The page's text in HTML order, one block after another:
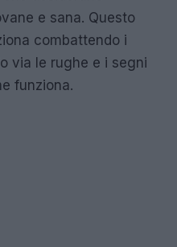
e sana. Questo
combattendo i
via le rughe e i segni
funziona.